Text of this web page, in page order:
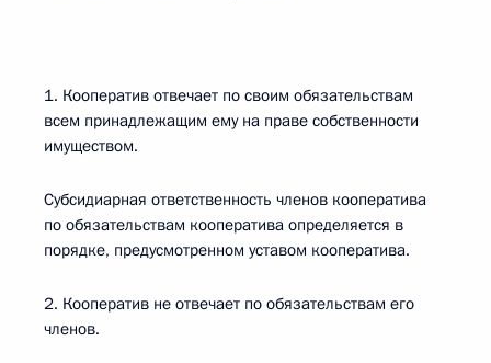
1. Кооператив отвечает по своим обязательствам
всем принадлежащим ему на праве собственности
имуществом.
Субсидиарная ответственность членов кооператива
по обязательствам кооператива определяется в
порядке, предусмотренном уставом кооператива.
2. Кооператив не отвечает по обязательствам его
членов.